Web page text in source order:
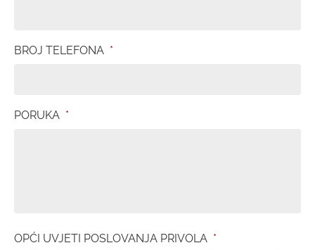
BROJ TELEFONA *
PORUKA *
OPĆI UVJETI POSLOVANJA PRIVOLA *